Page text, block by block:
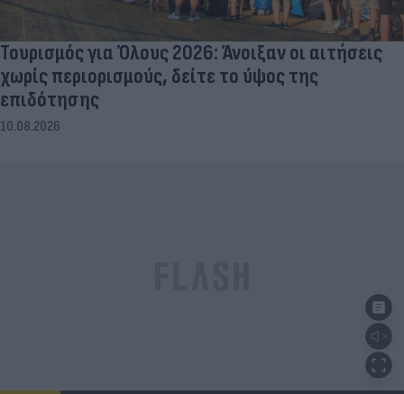
Τουρισμός για Όλους 2026: Άνοιξαν οι αιτήσεις
χωρίς περιορισμούς, δείτε το ύψος της
επιδότησης
10.08.2026